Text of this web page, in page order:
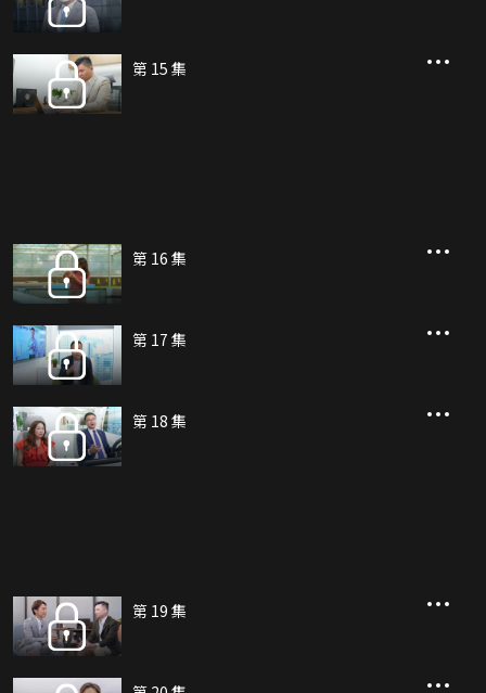
第 15 集
第 16 集
第 17 集
第 18 集
第 19 集